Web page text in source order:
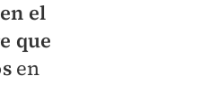
el
que
en